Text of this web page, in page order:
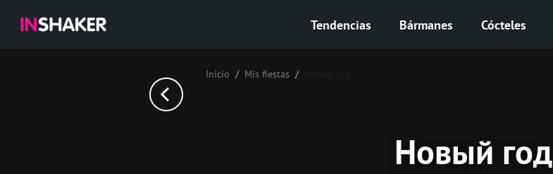
Tendencias Bármanes Cócteles
Inicio Mis fiestas
Новый год